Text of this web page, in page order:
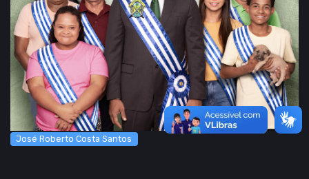
José Roberto Costa Santos